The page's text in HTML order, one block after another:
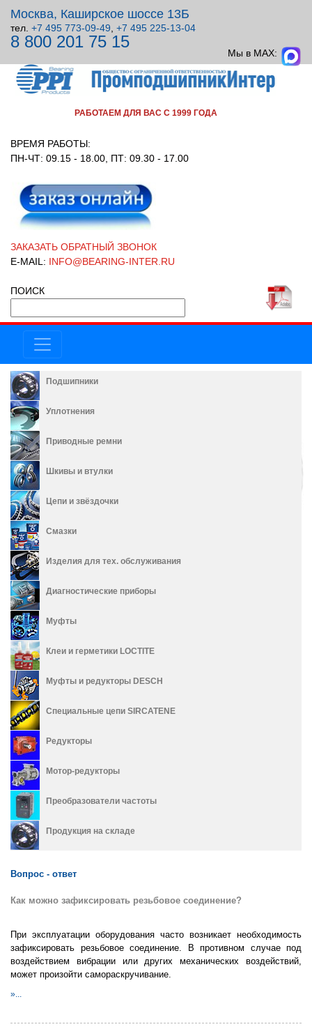
Москва, Каширское шоссе 13Б
тел. +7 495 773-09-49 +7 495 225-13-04
8 800 201 75 15
Мы в MAX:
РАБОТАЕМ ДЛЯ ВАС С 1999 ГОДА
ВРЕМЯ РАБОТЫ:
ПН-ЧТ: 09.15 - 18.00, ПТ: 09.30 - 17.00
ЗАКАЗАТЬ ОБРАТНЫЙ ЗВОНОК
E-MAIL: INFO@BEARING-INTER.RU
ПОИСК
Подшипники
Уплотнения
Приводные ремни
Шкивы и втулки
Цепи и звёздочки
Смазки
Изделия для тех. обслуживания
Диагностические приборы
Муфты
Клеи и герметики LOCTITE
Муфты и редукторы DESCH
Специальные цепи SIRCATENE
Редукторы
Мотор-редукторы
Преобразователи частоты
Продукция на складе
Вопрос - ответ
Как можно зафиксировать резьбовое соединение?
При эксплуатации оборудования часто возникает необходимость
зафиксировать резьбовое соединение. В противном случае под
воздействием вибрации или других механических воздействий,
может произойти самораскручивание.
»...